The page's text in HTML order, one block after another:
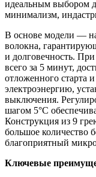
идеальным выбором
минимализм,
В основе модели —
волокна,
и долговечность.
всего за 5 минут,
отложенного старта
электроэнергию,
выключения.
шагом 5°C
Конструкция из 9
большое количество
благоприятный
Ключевые